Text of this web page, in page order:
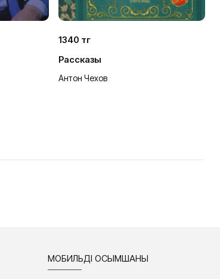
1340 тг
Рассказы
Антон Чехов
МОБИЛЬДІ ҚОСЫМШАНЫ